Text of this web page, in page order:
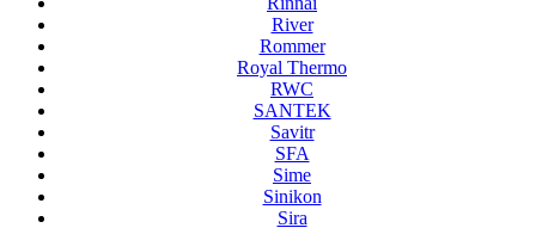
River
Rommer
Royal Thermo
RWC
SANTEK
Savitr
SFA
Sime
Sinikon
Sira